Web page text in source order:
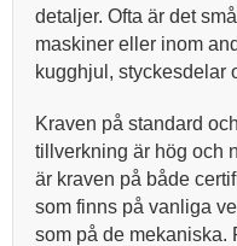
detaljer. Ofta är det
maskiner eller inom
kugghjul, styckesdelar
Kraven på standard
tillverkning är hög och
är kraven på både
som finns på vanliga
som på de mekaniska.